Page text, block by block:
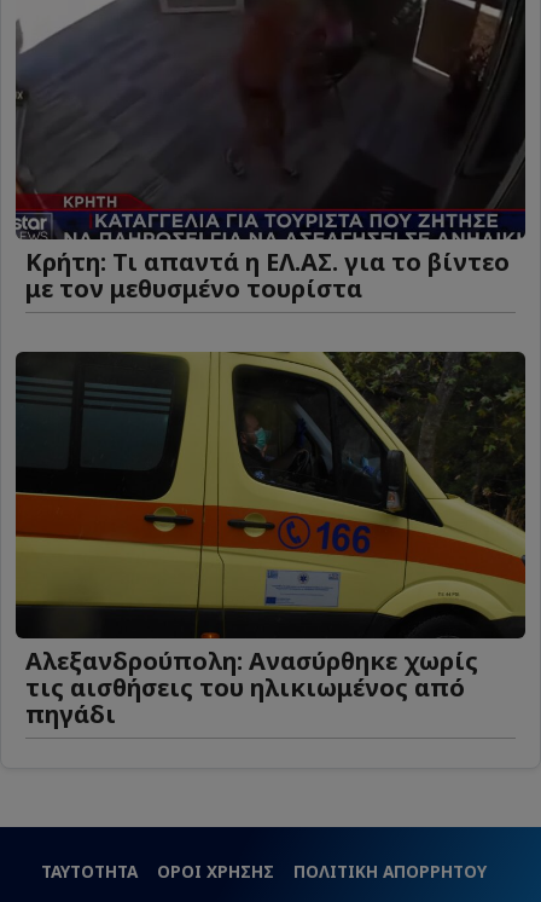
Κρήτη: Τι απαντά η ΕΛ.ΑΣ. για το βίντεο
με τον μεθυσμένο τουρίστα
Αλεξανδρούπολη: Ανασύρθηκε χωρίς
τις αισθήσεις του ηλικιωμένος από
πηγάδι
ΤΑΥΤΟΤΗΤΑ ΟΡΟΙ ΧΡΗΣΗΣ ΠΟΛΙΤΙΚΗ ΑΠΟΡΡΗΤΟΥ